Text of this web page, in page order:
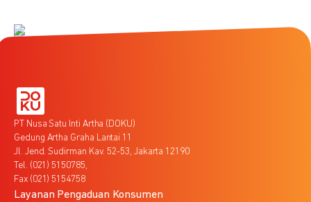
PT Nusa Satu Inti Artha (DOKU)
Gedung Artha Graha Lantai 11
Jl. Jend. Sudirman Kav. 52-53, Jakarta 12190
Tel. (021) 5150785,
Fax (021) 5154758
Layanan Pengaduan Konsumen